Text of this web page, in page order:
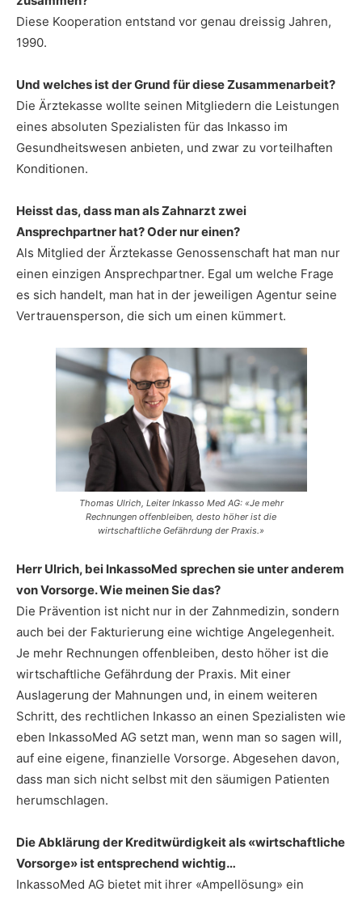
Diese Kooperation entstand vor genau dreissig Jahren,
1990.
Und welches ist der Grund für diese Zusammenarbeit?
Die Ärztekasse wollte seinen Mitgliedern die Leistungen
eines absoluten Spezialisten für das Inkasso im
Gesundheitswesen anbieten, und zwar zu vorteilhaften
Konditionen.
Heisst das, dass man als Zahnarzt zwei
Ansprechpartner hat? Oder nur einen?
Als Mitglied der Ärztekasse Genossenschaft hat man nur
einen einzigen Ansprechpartner. Egal um welche Frage
es sich handelt, man hat in der jeweiligen Agentur seine
Vertrauensperson, die sich um einen kümmert.
Thomas Ulrich, Leiter Inkasso Med AG: «Je mehr
Rechnungen offenbleiben, desto höher ist die
wirtschaftliche Gefährdung der Praxis.»
Herr Ulrich, bei InkassoMed sprechen sie unter anderem
von Vorsorge. Wie meinen Sie das?
Die Prävention ist nicht nur in der Zahnmedizin, sondern
auch bei der Fakturierung eine wichtige Angelegenheit.
Je mehr Rechnungen offenbleiben, desto höher ist die
wirtschaftliche Gefährdung der Praxis. Mit einer
Auslagerung der Mahnungen und, in einem weiteren
Schritt, des rechtlichen Inkasso an einen Spezialisten wie
eben InkassoMed AG setzt man, wenn man so sagen will,
auf eine eigene, finanzielle Vorsorge. Abgesehen davon,
dass man sich nicht selbst mit den säumigen Patienten
herumschlagen.
Die Abklärung der Kreditwürdigkeit als «wirtschaftliche
Vorsorge» ist entsprechend wichtig…
InkassoMed AG bietet mit ihrer «Ampellösung» ein